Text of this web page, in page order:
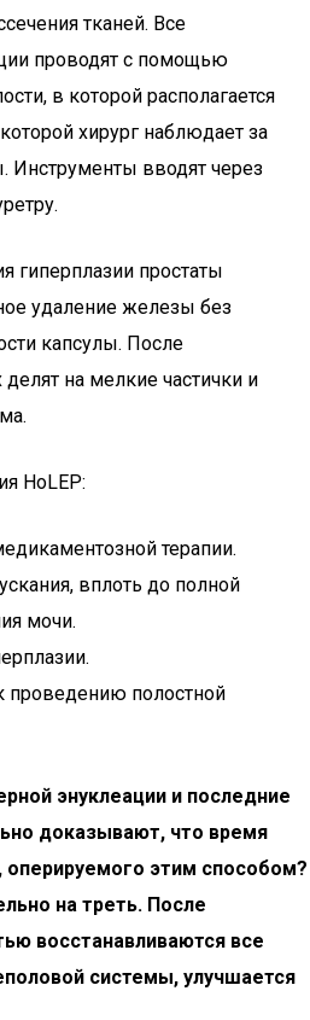
тканей. Все
проводят с помощью
в которой располагается
хирург наблюдает за
Инструменты вводят через
гиперплазии простаты
удаление железы без
капсулы. После
делят на мелкие частички и
HoLEP:
терапии.
вплоть до полной
мочи.
проведению полостной
энуклеации и последние
доказывают, что время
оперируемого этим способом?
на треть. После
восстанавливаются все
системы, улучшается